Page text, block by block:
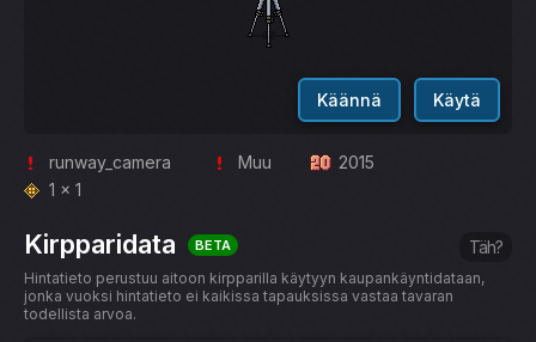
Käännä Käytä
runway_camera Muu
2015
1 x 1
Kirpparidata BETA Täh?
Hintatieto perustuu aitoon kirpparilla käytyyn kaupankäyntidataan,
jonka vuoksi hintatieto ei kaikissa tapauksissa vastaa tavaran
todellista arvoa.